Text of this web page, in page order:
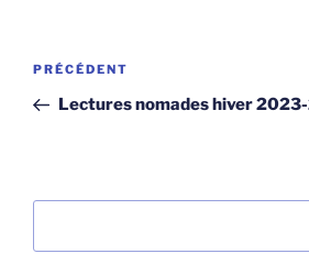
Navigation
l’article
Article
précédent
PRÉCÉDENT
Lectures nomades hiver